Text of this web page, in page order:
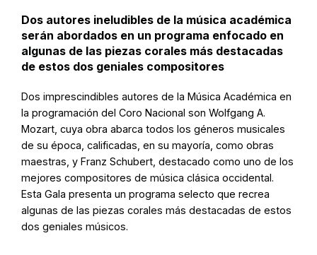
Dos autores ineludibles de la música académica
serán abordados en un programa enfocado en
algunas de las piezas corales más destacadas
de estos dos geniales compositores
Dos imprescindibles autores de la Música Académica en
la programación del Coro Nacional son Wolfgang A.
Mozart, cuya obra abarca todos los géneros musicales
de su época, calificadas, en su mayoría, como obras
maestras, y Franz Schubert, destacado como uno de los
mejores compositores de música clásica occidental.
Esta Gala presenta un programa selecto que recrea
algunas de las piezas corales más destacadas de estos
dos geniales músicos.